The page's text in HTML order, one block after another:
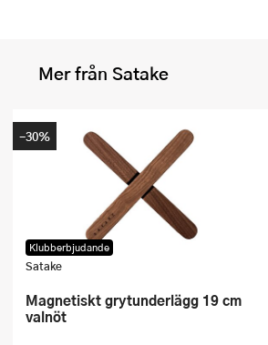
Mer från Satake
Klubberbjudande
Satake
Magnetiskt grytunderlägg 19 cm
valnöt
-30%